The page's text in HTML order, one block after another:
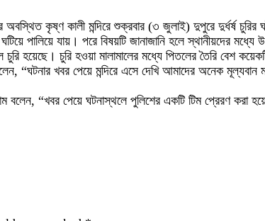
কৃষ্ণ কালী মন্দিরে শুক্রবার (৩ জুলাই) দুপুরে দুর্ধর্ষ চুরির
ঘটিয়ে পালিয়ে যায়। পরে বিষয়টি জানাজানি হলে
চুরি হয়েছে। চুরি হওয়া মালামালের মধ্যে পিতলের তৈরি বেশ
“ঘটনার খবর পেয়ে মন্দিরে এসে দেখি আমাদের অনেক
বলেন, “খবর পেয়ে ঘটনাস্থলে পুলিশের একটি টিম প্রেরণ